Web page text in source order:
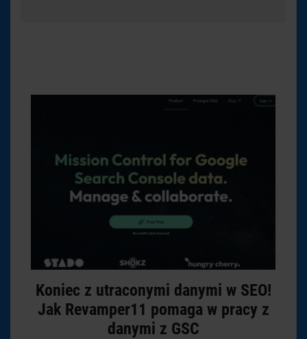
Koniec z utraconymi danymi w SEO!
Jak Revamper11 pomaga w pracy z
danymi z GSC